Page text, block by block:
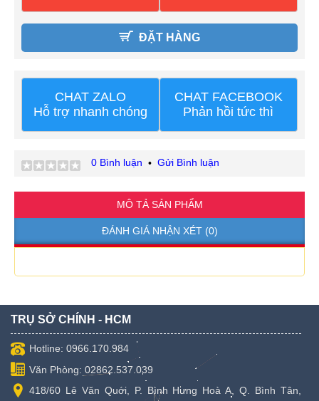
ĐẶT HÀNG
CHAT ZALO
Hỗ trợ nhanh chóng
CHAT FACEBOOK
Phản hồi tức thì
0 Bình luận • Gửi Bình luận
MÔ TẢ SẢN PHẨM
ĐÁNH GIÁ NHẬN XÉT (0)
TRỤ SỞ CHÍNH - HCM
Hotline: 0966.170.984
Văn Phòng: 02862.537.039
418/60 Lê Văn Quới, P. Bình Hưng Hoà A, Q. Bình Tân,